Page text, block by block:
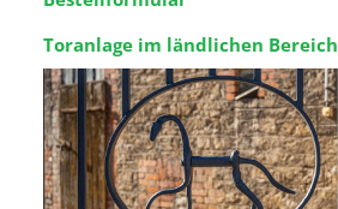
Toranlage im ländlichen Bereich